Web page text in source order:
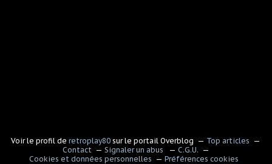
Voir le profil deretroplay80 sur le portail Overblog
Top articles
Contact
Signaler un abus
C.G.U.
Cookies et données personnelles
Préférences cookies